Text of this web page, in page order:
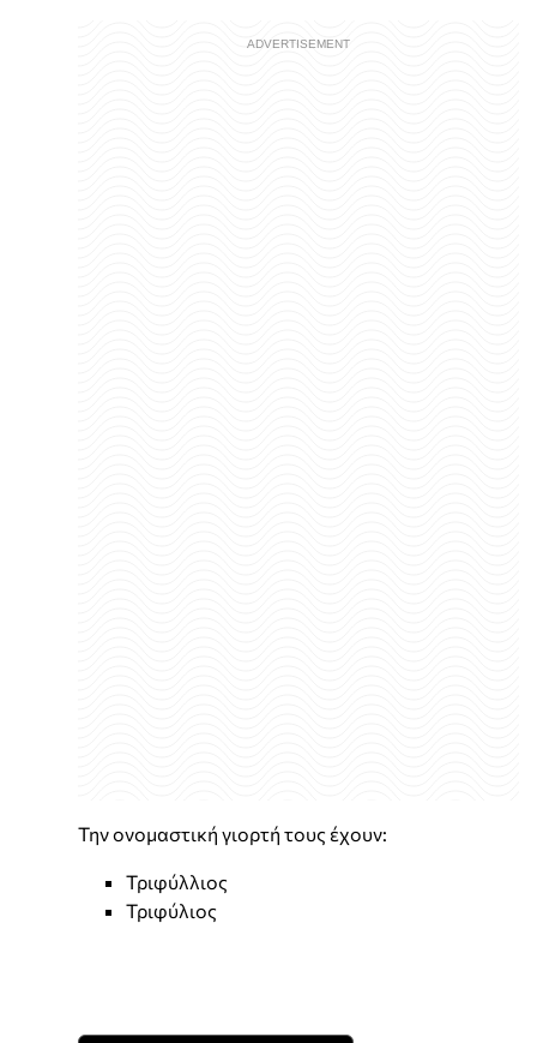
Την ονομαστική γιορτή τους έχουν:
Τριφύλλιος
Τριφύλιος